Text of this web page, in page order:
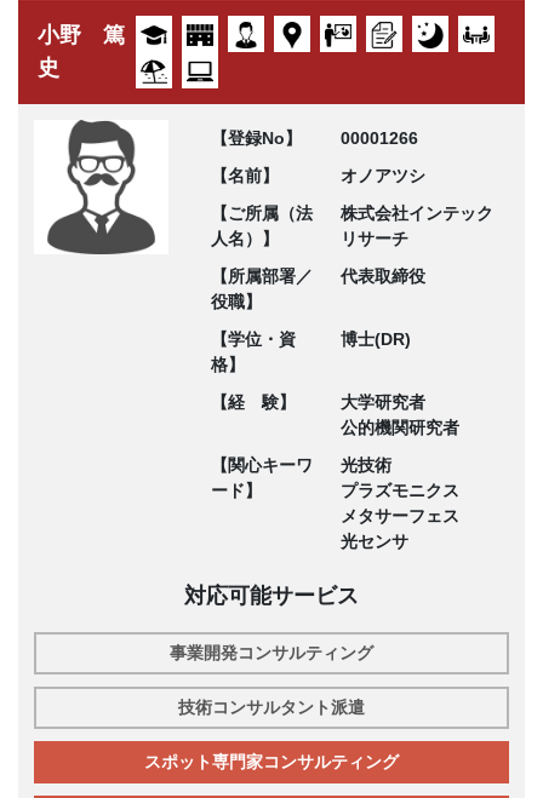
小野 篤
史
【登録No】
00001266
【名前】
オノアツシ
【ご所属（法
人名）】
株式会社インテック
リサーチ
【所属部署／
役職】
代表取締役
【学位・資
格】
博士(DR)
【経 験】
大学研究者
公的機関研究者
【関心キーワ
ード】
光技術
プラズモニクス
メタサーフェス
光センサ
対応可能サービス
事業開発コンサルティング
技術コンサルタント派遣
スポット専門家コンサルティング